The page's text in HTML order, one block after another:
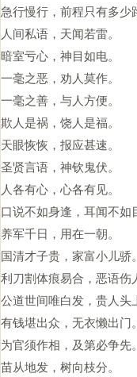
急行慢行，前程只有多少
人间私语，天闻若雷。
暗室亏心，神目如电。
一毫之恶，劝人莫作。
一毫之善，与人方便。
欺人是祸，饶人是福。
天眼恢恢，报应甚速。
圣贤言语，神钦鬼伏。
人各有心，心各有见。
口说不如身逢，耳闻不如
养军千日，用在一朝。
国清才子贵，家富小儿骄。
利刀割体痕易合，恶语伤
公道世间唯白发，贵人头
有钱堪出众，无衣懒出门。
为官须作相，及第必争先。
苗从地发，树向枝分。